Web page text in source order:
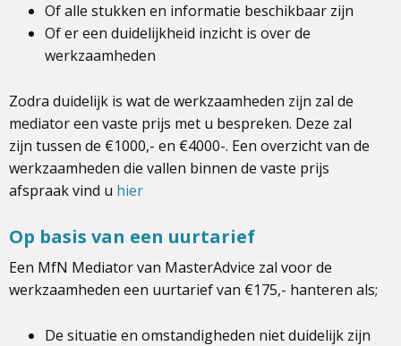
Of alle stukken en informatie beschikbaar zijn
Of er een duidelijkheid inzicht is over de
werkzaamheden
Zodra duidelijk is wat de werkzaamheden zijn zal de
mediator een vaste prijs met u bespreken. Deze zal
zijn tussen de €1000,- en €4000-. Een overzicht van de
werkzaamheden die vallen binnen de vaste prijs
afspraak vind u hier
Op basis van een uurtarief
Een MfN Mediator van MasterAdvice zal voor de
werkzaamheden een uurtarief van €175,- hanteren als;
De situatie en omstandigheden niet duidelijk zijn